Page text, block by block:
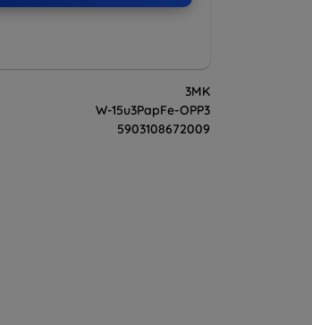
3MK
W-15u3PapFe-OPP3
5903108672009